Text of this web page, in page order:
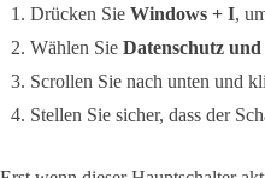
Drücken Sie Windows + I,
Wählen Sie Datenschutz
Scrollen Sie nach unten und
Stellen Sie sicher, dass der